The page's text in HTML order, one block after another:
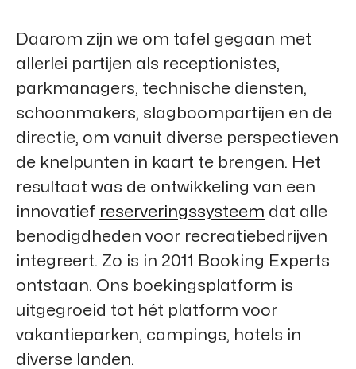
Daarom zijn we om tafel gegaan met
allerlei partijen als receptionistes,
parkmanagers, technische diensten,
schoonmakers, slagboompartijen en de
directie, om vanuit diverse perspectieven
de knelpunten in kaart te brengen. Het
resultaat was de ontwikkeling van een
innovatief reserveringssysteem dat alle
benodigdheden voor recreatiebedrijven
integreert. Zo is in 2011 Booking Experts
ontstaan. Ons boekingsplatform is
uitgegroeid tot hét platform voor
vakantieparken, campings, hotels in
diverse landen.